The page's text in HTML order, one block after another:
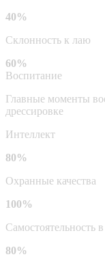
40%
Склонность к лаю
60%
Воспитание
Главные моменты
дрессировке
Интеллект
80%
Охранные качества
100%
Самостоятельность
80%